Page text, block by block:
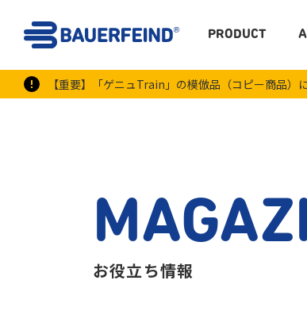
【重要】「ゲニュTrain」の模倣品（コピー商品）
PRODUCT
お役立ち情報